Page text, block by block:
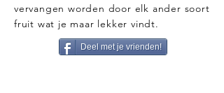
vervangen worden door elk ander soort
fruit wat je maar lekker vindt.
Deel met je vrienden!